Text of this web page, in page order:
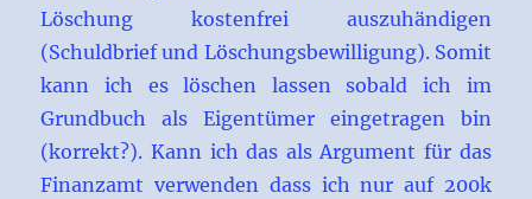
Löschung kostenfrei auszuhändigen
(Schuldbrief und Löschungsbewilligung). Somit
kann ich es löschen lassen sobald ich im
Grundbuch als Eigentümer eingetragen bin
(korrekt?). Kann ich das als Argument für das
Finanzamt verwenden dass ich nur auf 200k